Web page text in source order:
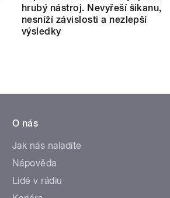
hrubý nástroj. Nevyřeší šikanu,
nesníží závislosti a nezlepší
výsledky
O nás
Jak nás naladíte
Nápověda
Lidé v rádiu